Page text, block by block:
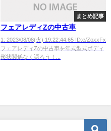
まとめ記事
フェアレディZの中古車
1: 2023/08/08(火) 19:22:44.65 ID:e/ZoxxFx
フェアレディZの中古車を年式型式ボディ
形状関係なく語ろう！...